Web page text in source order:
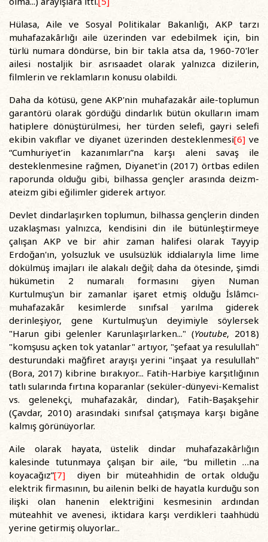
Hülasa, Aile ve Sosyal Politikalar Bakanlığı, AKP tarzı
muhafazakârlığı aile üzerinden var edebilmek için, bin
türlü numara döndürse, bin bir takla atsa da, 1960-70'ler
ailesi nostaljik bir asrısaadet olarak yalnızca dizilerin,
filmlerin ve reklamların konusu olabildi.
Daha da kötüsü, gene AKP'nin muhafazakâr aile-toplumun
garantörü olarak gördüğü dindarlık bütün okulların imam
hatiplere dönüştürülmesi, her türden selefi, gayri selefi
ekibin vakıflar ve diyanet üzerinden desteklenmesi[6]ve
“Cumhuriyet’in kazanımları”na karşı aleni savaş ile
desteklenmesine rağmen, Diyanet'in (2017) örtbas edilen
raporunda olduğu gibi, bilhassa gençler arasında deizm-
ateizm gibi eğilimler giderek artıyor.
Devlet dindarlaşırken toplumun, bilhassa gençlerin dinden
uzaklaşması yalnızca, kendisini din ile bütünleştirmeye
çalışan AKP ve bir ahir zaman halifesi olarak Tayyip
Erdoğan'ın, yolsuzluk ve usulsüzlük iddialarıyla lime lime
dökülmüş imajları ile alakalı değil; daha da ötesinde, şimdi
hükümetin 2 numaralı formasını giyen Numan
Kurtulmuş'un bir zamanlar işaret etmiş olduğu İslâmcı-
muhafazakâr kesimlerde sınıfsal yarılma giderek
derinleşiyor, gene Kurtulmuş'un deyimiyle söylersek
"Harun gibi gelenler Karunlaşırlarken..." (Youtube, 2018)
"komşusu açken tok yatanlar" artıyor, "şefaat ya resulullah"
desturundaki mağfiret arayışı yerini "inşaat ya resulullah"
(Bora, 2017) kibrine bırakıyor... Fatih-Harbiye karşıtlığının
tatlı sularında fırtına koparanlar (seküler-dünyevi-Kemalist
vs. gelenekçi, muhafazakâr, dindar), Fatih-Başakşehir
(Çavdar, 2010) arasındaki sınıfsal çatışmaya karşı bigâne
kalmış görünüyorlar.
Aile olarak hayata, üstelik dindar muhafazakârlığın
kalesinde tutunmaya çalışan bir aile, “bu milletin …na
koyacağız”[7] diyen bir müteahhidin de ortak olduğu
elektrik firmasının, bu ailenin belki de hayatla kurduğu son
ilişki olan hanenin elektriğini kesmesinin ardından
müteahhit ve avenesi, iktidara karşı verdikleri taahhüdü
yerine getirmiş oluyorlar...